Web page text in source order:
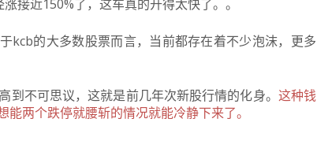
接近150%了，这车真的开得太快了。 。
kcb的大多数股票而言，当前都存在着不少泡沫，更多
不可思议，这就是前几年次新股行情的化身。 这种钱
两个跌停就腰斩的情况就能冷静下来了。